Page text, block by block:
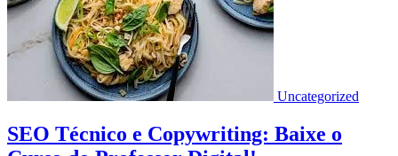
Uncategorized
SEO Técnico e Copywriting: Baixe o